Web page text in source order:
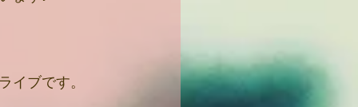
イブです。